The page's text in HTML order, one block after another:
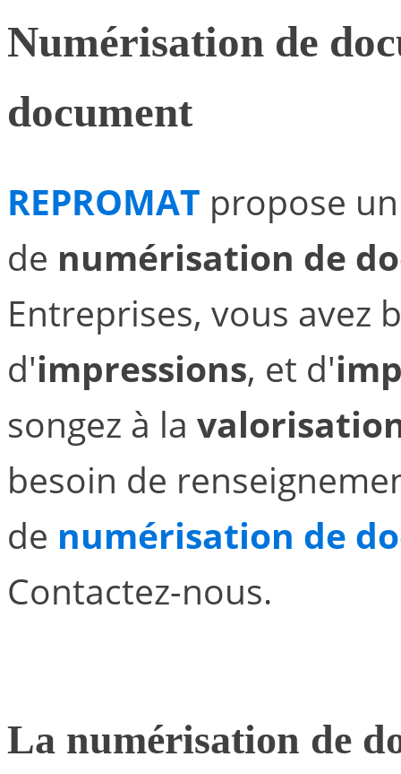
Numérisation de
document
REPROMAT propose
de numérisation de
Entreprises, vous avez
d'impressions, et d'
songez à la
besoin de
de numérisation de
Contactez-nous.
La numérisation de